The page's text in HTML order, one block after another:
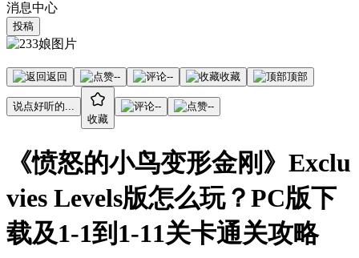
消息中心
投稿
返回 -- -- 收藏 顶部
说点好听的...
收藏
-- --
《愤怒的小鸟变形金刚》Exclu
vies Levels版怎么玩？PC版下
载及1-1到1-11关卡通关攻略